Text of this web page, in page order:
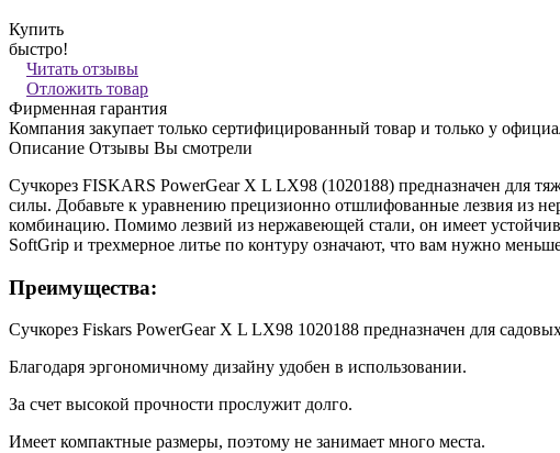
Купить
быстро!
Читать отзывы
Отложить товар
Фирменная гарантия
Компания закупает только сертифицированный товар и только у
Описание Отзывы Вы смотрели
Сучкорез FISKARS PowerGear X L LX98 (1020188) предназначен для
силы. Добавьте к уравнению прецизионно отшлифованные лезвия из
комбинацию. Помимо лезвий из нержавеющей стали, он имеет
SoftGrip и трехмерное литье по контуру означают, что вам нужно
Преимущества:
Сучкорез Fiskars PowerGear X L LX98 1020188 предназначен для
Благодаря эргономичному дизайну удобен в использовании.
За счет высокой прочности прослужит долго.
Имеет компактные размеры, поэтому не занимает много места.